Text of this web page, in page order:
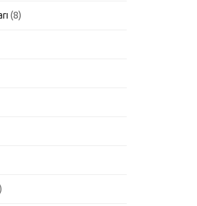
(8)